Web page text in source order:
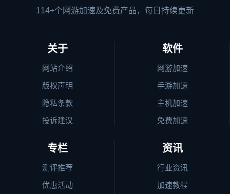
114+个网游加速及免费产品，每日持续更新
关于
网站介绍
版权声明
隐私条款
投诉建议
软件
网游加速
手游加速
主机加速
免费加速
专栏
测评推荐
优惠活动
资讯
行业资讯
加速教程